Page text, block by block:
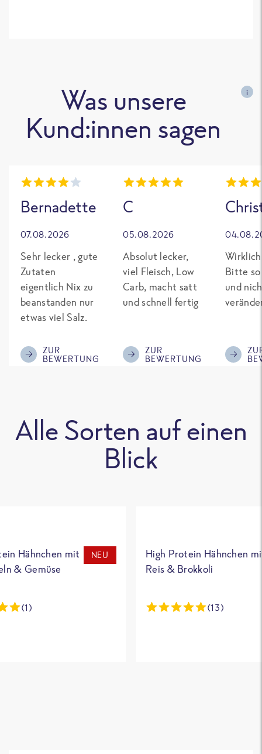
Was unsere
Kund:innen sagen
i
Bernadette
07.08.2026
Sehr lecker , gute
Zutaten
eigentlich Nix zu
beanstanden nur
etwas viel Salz.
ZUR
BEWERTUNG
C
05.08.2026
Absolut lecker,
viel Fleisch, Low
Carb, macht satt
und schnell fertig
ZUR
BEWERTUNG
Bitte so
und
Alle Sorten auf einen
Blick
Hähnchen mit
& Gemüse
NEU
(1)
High Protein Hähnchen
Reis & Brokkoli
(13)